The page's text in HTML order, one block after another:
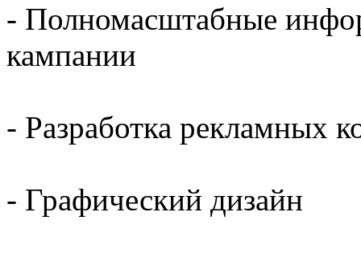
- Полномасштабные
кампании
- Разработка рекламных
- Графический дизайн